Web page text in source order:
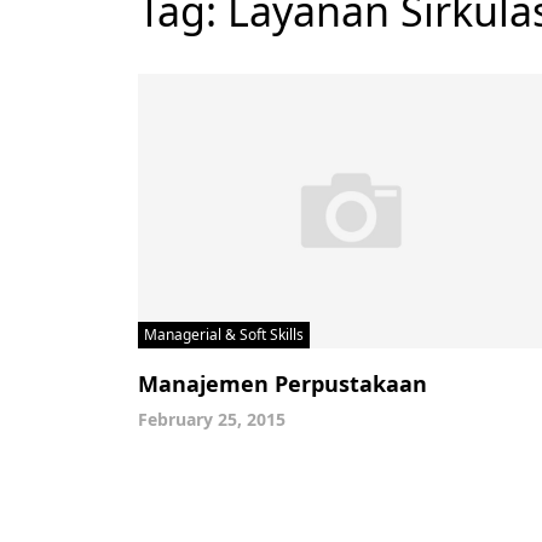
Managerial & Soft Skills
Manajemen Perpustakaan
February 25, 2015